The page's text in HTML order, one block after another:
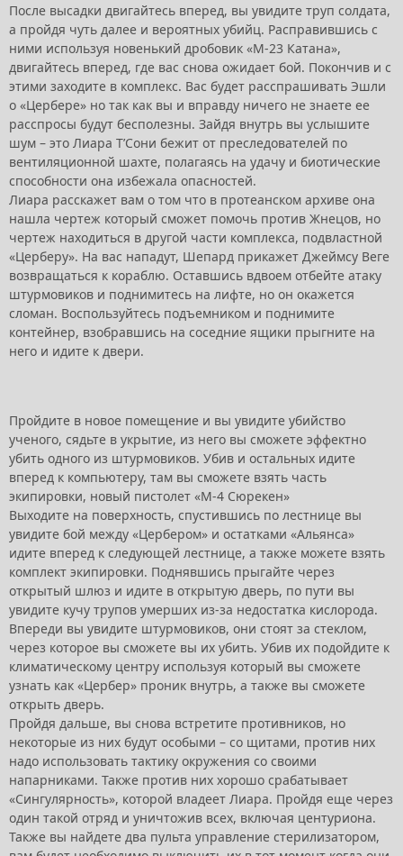
После высадки двигайтесь вперед, вы увидите труп солдата,
а пройдя чуть далее и вероятных убийц. Расправившись с
ними используя новенький дробовик «М-23 Катана»,
двигайтесь вперед, где вас снова ожидает бой. Покончив и с
этими заходите в комплекс. Вас будет расспрашивать Эшли
о «Цербере» но так как вы и вправду ничего не знаете ее
расспросы будут бесполезны. Зайдя внутрь вы услышите
шум – это Лиара Т’Сони бежит от преследователей по
вентиляционной шахте, полагаясь на удачу и биотические
способности она избежала опасностей.
Лиара расскажет вам о том что в протеанском архиве она
нашла чертеж который сможет помочь против Жнецов, но
чертеж находиться в другой части комплекса, подвластной
«Церберу». На вас нападут, Шепард прикажет Джеймсу Веге
возвращаться к кораблю. Оставшись вдвоем отбейте атаку
штурмовиков и поднимитесь на лифте, но он окажется
сломан. Воспользуйтесь подъемником и поднимите
контейнер, взобравшись на соседние ящики прыгните на
него и идите к двери.
Пройдите в новое помещение и вы увидите убийство
ученого, сядьте в укрытие, из него вы сможете эффектно
убить одного из штурмовиков. Убив и остальных идите
вперед к компьютеру, там вы сможете взять часть
экипировки, новый пистолет «М-4 Сюрекен»
Выходите на поверхность, спустившись по лестнице вы
увидите бой между «Цербером» и остатками «Альянса»
идите вперед к следующей лестнице, а также можете взять
комплект экипировки. Поднявшись прыгайте через
открытый шлюз и идите в открытую дверь, по пути вы
увидите кучу трупов умерших из-за недостатка кислорода.
Впереди вы увидите штурмовиков, они стоят за стеклом,
через которое вы сможете вы их убить. Убив их подойдите к
климатическому центру используя который вы сможете
узнать как «Цербер» проник внутрь, а также вы сможете
открыть дверь.
Пройдя дальше, вы снова встретите противников, но
некоторые из них будут особыми – со щитами, против них
надо использовать тактику окружения со своими
напарниками. Также против них хорошо срабатывает
«Сингулярность», которой владеет Лиара. Пройдя еще через
один такой отряд и уничтожив всех, включая центуриона.
Также вы найдете два пульта управление стерилизатором,